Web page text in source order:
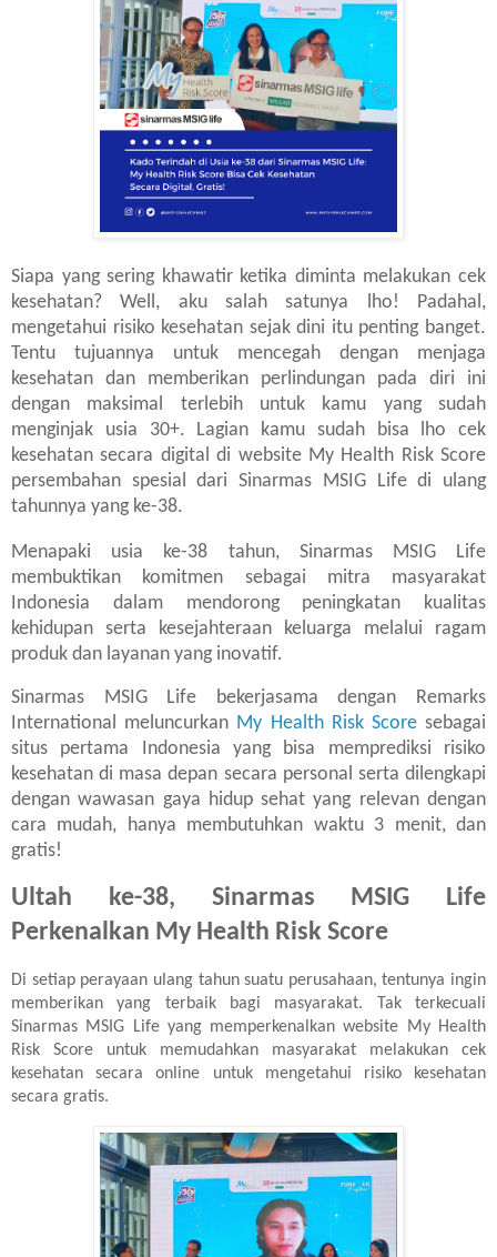
Siapa yang sering khawatir ketika diminta melakukan cek
kesehatan? Well, aku salah satunya lho! Padahal,
mengetahui risiko kesehatan sejak dini itu penting banget.
Tentu tujuannya untuk mencegah dengan menjaga
kesehatan dan memberikan perlindungan pada diri ini
dengan maksimal terlebih untuk kamu yang sudah
menginjak usia 30+. Lagian kamu sudah bisa lho cek
kesehatan secara digital di website My Health Risk Score
persembahan spesial dari Sinarmas MSIG Life di ulang
tahunnya yang ke-38.
Menapaki usia ke-38 tahun, Sinarmas MSIG Life
membuktikan komitmen sebagai mitra masyarakat
Indonesia dalam mendorong peningkatan kualitas
kehidupan serta kesejahteraan keluarga melalui ragam
produk dan layanan yang inovatif.
Sinarmas MSIG Life bekerjasama dengan Remarks
International meluncurkan My Health Risk Scoresebagai
situs pertama Indonesia yang bisa memprediksi risiko
kesehatan di masa depan secara personal serta dilengkapi
dengan wawasan gaya hidup sehat yang relevan dengan
cara mudah, hanya membutuhkan waktu 3 menit, dan
gratis!
Ultah ke-38, Sinarmas MSIG Life
Perkenalkan My Health Risk Score
Di setiap perayaan ulang tahun suatu perusahaan, tentunya ingin
memberikan yang terbaik bagi masyarakat. Tak terkecuali
Sinarmas MSIG Life yang memperkenalkan website My Health
Risk Score untuk memudahkan masyarakat melakukan cek
kesehatan secara online untuk mengetahui risiko kesehatan
secara gratis.